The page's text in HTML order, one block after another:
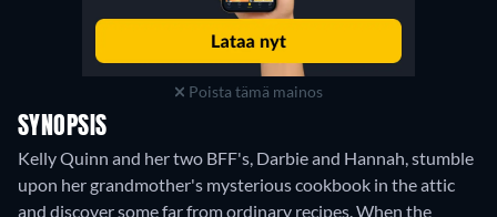
Poista tämä mainos
SYNOPSIS
Kelly Quinn and her two BFF's, Darbie and Hannah, stumble
upon her grandmother's mysterious cookbook in the attic
and discover some far from ordinary recipes. When the